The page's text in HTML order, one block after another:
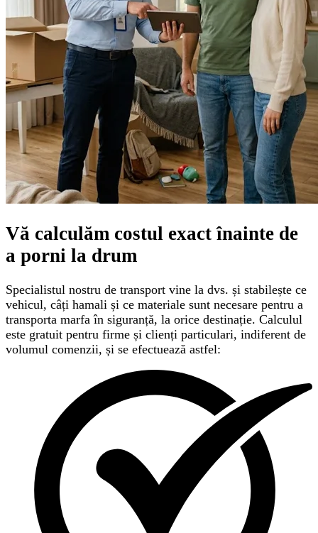
Vă calculăm costul exact înainte de
a porni la drum
Specialistul nostru de transport vine la dvs. și stabilește ce
vehicul, câți hamali și ce materiale sunt necesare pentru a
transporta marfa în siguranță, la orice destinație. Calculul
este gratuit pentru firme și clienți particulari, indiferent de
volumul comenzii, și se efectuează astfel: